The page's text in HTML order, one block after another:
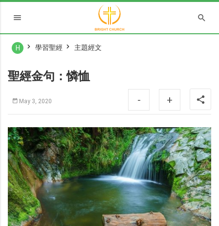
H 學習聖經 主題經文
聖經金句：憐恤
May 3, 2020 - +